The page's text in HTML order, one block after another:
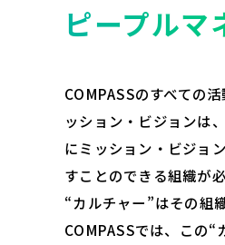
ピープルマ
COMPASSのすべての
ッション・ビジョンは
にミッション・ビジョ
すことのできる組織が必
“カルチャー”はその組
COMPASSでは、この